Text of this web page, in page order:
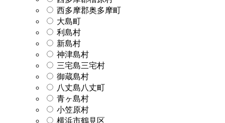
西多摩郡奥多摩町
大島町
利島村
新島村
神津島村
三宅島三宅村
御蔵島村
八丈島八丈町
青ヶ島村
小笠原村
横浜市鶴見区